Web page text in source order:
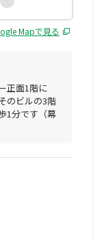
Mapで見る
正面1階に
のビルの3階
1分です（幕